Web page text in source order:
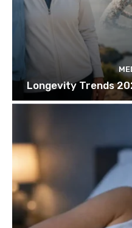
Longevity Trends